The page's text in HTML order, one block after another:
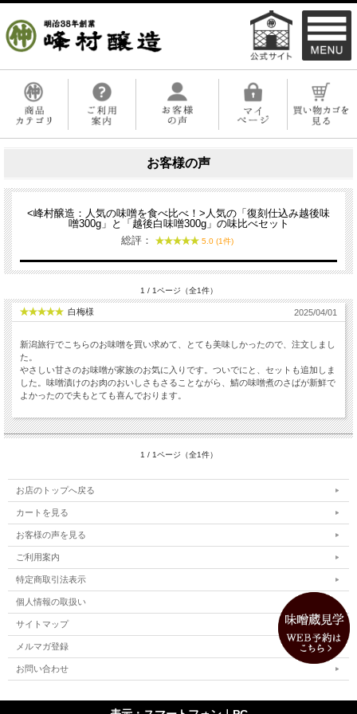
お客様の声
<峰村醸造：人気の味噌を食べ比べ！>人気の「復刻仕込み越後味
噌300g」と「越後白味噌300g」の味比べセット
総評：
5.0 (1件)
1 / 1ページ（全1件）
白梅様 2025/04/01
新潟旅行でこちらのお味噌を買い求めて、とても美味しかったので、注文しまし
た。
やさしい甘さのお味噌が家族のお気に入りです。ついでにと、セットも追加しま
した。味噌漬けのお肉のおいしさもさることながら、鯖の味噌煮のさばが新鮮で
よかったので夫もとても喜んでおります。
1 / 1ページ（全1件）
お店のトップへ戻る
カートを見る
お客様の声を見る
ご利用案内
特定商取引法表示
個人情報の取扱い
サイトマップ
メルマガ登録
お問い合わせ